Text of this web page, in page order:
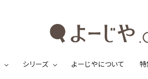
シリーズ よーじやについて 特